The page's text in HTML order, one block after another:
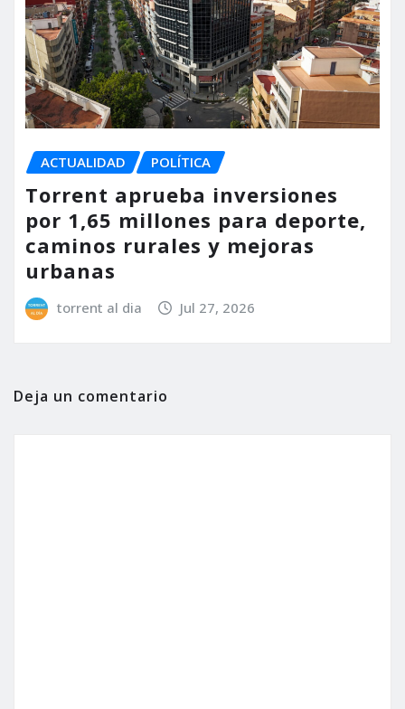
ACTUALIDAD POLÍTICA
Torrent aprueba inversiones
por 1,65 millones para deporte,
caminos rurales y mejoras
urbanas
torrent al dia Jul 27, 2026
Deja un comentario